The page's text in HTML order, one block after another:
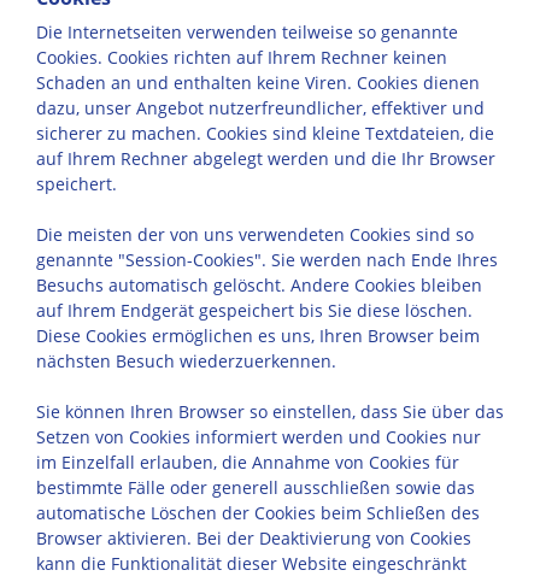
Die Internetseiten verwenden teilweise so genannte
Cookies. Cookies richten auf Ihrem Rechner keinen
Schaden an und enthalten keine Viren. Cookies dienen
dazu, unser Angebot nutzerfreundlicher, effektiver und
sicherer zu machen. Cookies sind kleine Textdateien, die
auf Ihrem Rechner abgelegt werden und die Ihr Browser
speichert.
Die meisten der von uns verwendeten Cookies sind so
genannte "Session-Cookies". Sie werden nach Ende Ihres
Besuchs automatisch gelöscht. Andere Cookies bleiben
auf Ihrem Endgerät gespeichert bis Sie diese löschen.
Diese Cookies ermöglichen es uns, Ihren Browser beim
nächsten Besuch wiederzuerkennen.
Sie können Ihren Browser so einstellen, dass Sie über das
Setzen von Cookies informiert werden und Cookies nur
im Einzelfall erlauben, die Annahme von Cookies für
bestimmte Fälle oder generell ausschließen sowie das
automatische Löschen der Cookies beim Schließen des
Browser aktivieren. Bei der Deaktivierung von Cookies
kann die Funktionalität dieser Website eingeschränkt